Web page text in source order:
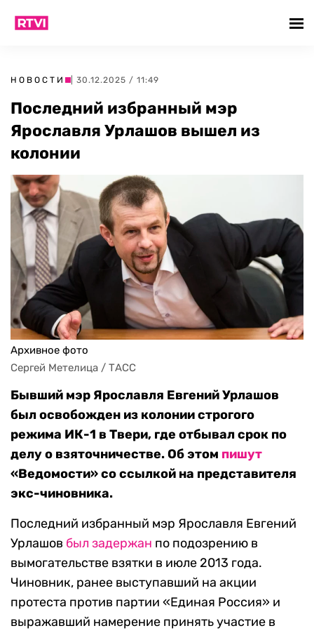
НОВОСТИ | 30.12.2025 / 11:49
Последний избранный мэр
Ярославля Урлашов вышел из
колонии
Архивное фото
Сергей Метелица / ТАСС
Бывший мэр Ярославля Евгений Урлашов
был освобожден из колонии строгого
режима ИК-1 в Твери, где отбывал срок по
делу о взяточничестве. Об этом пишут
«Ведомости» со ссылкой на представителя
экс-чиновника.
Последний избранный мэр Ярославля Евгений
Урлашов был задержан по подозрению в
вымогательстве взятки в июле 2013 года.
Чиновник, ранее выступавший на акции
протеста против партии «Единая Россия» и
выражавший намерение принять участие в